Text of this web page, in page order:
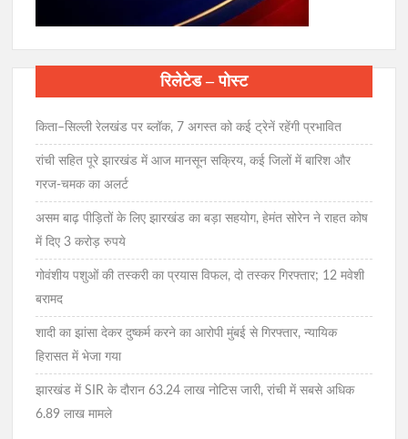
रिलेटेड – पोस्ट
किता–सिल्ली रेलखंड पर ब्लॉक, 7 अगस्त को कई ट्रेनें रहेंगी प्रभावित
रांची सहित पूरे झारखंड में आज मानसून सक्रिय, कई जिलों में बारिश और
गरज-चमक का अलर्ट
असम बाढ़ पीड़ितों के लिए झारखंड का बड़ा सहयोग, हेमंत सोरेन ने राहत कोष
में दिए 3 करोड़ रुपये
गोवंशीय पशुओं की तस्करी का प्रयास विफल, दो तस्कर गिरफ्तार; 12 मवेशी
बरामद
शादी का झांसा देकर दुष्कर्म करने का आरोपी मुंबई से गिरफ्तार, न्यायिक
हिरासत में भेजा गया
झारखंड में SIR के दौरान 63.24 लाख नोटिस जारी, रांची में सबसे अधिक
6.89 लाख मामले